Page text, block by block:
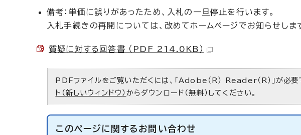
備考：単価に誤りがあったため、入札の一旦停止を行います。
入札手続きの再開については、改めてホームページでお知らせしま
質疑に対する回答書 （PDF 214.0KB）
PDFファイルをご覧いただくには、「Adobe（R） Reader（R）」が必
ト（新しいウィンドウ） からダウンロード（無料）してください。
このページに関する お問い合わせ